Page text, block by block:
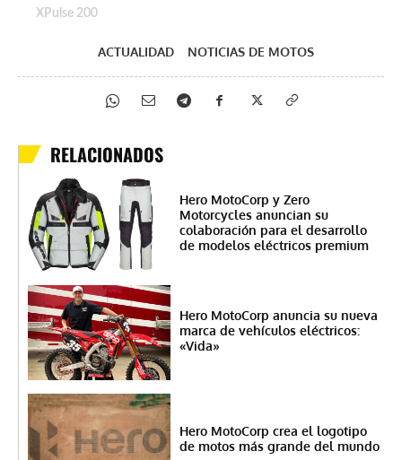
XPulse 200
ACTUALIDAD NOTICIAS DE MOTOS
RELACIONADOS
Hero MotoCorp y Zero
Motorcycles anuncian su
colaboración para el desarrollo
de modelos eléctricos premium
Hero MotoCorp anuncia su nueva
marca de vehículos eléctricos:
«Vida»
Hero MotoCorp crea el logotipo
de motos más grande del mundo